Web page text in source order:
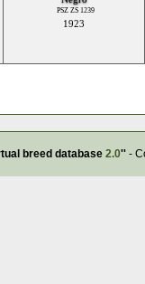
PSZ ZS 1239
1923
breed database 2.0''-